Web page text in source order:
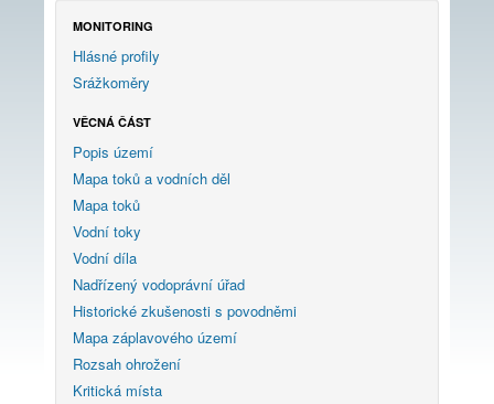
MONITORING
Hlásné profily
Srážkoměry
VĚCNÁ ČÁST
Popis území
Mapa toků a vodních děl
Mapa toků
Vodní toky
Vodní díla
Nadřízený vodoprávní úřad
Historické zkušenosti s povodněmi
Mapa záplavového území
Rozsah ohrožení
Kritická místa